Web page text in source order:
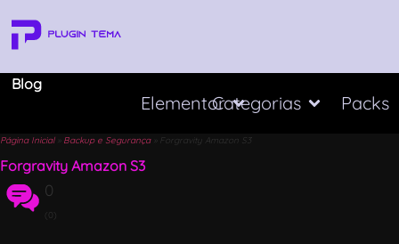
Blog
ElementorCategorias Packs
Página Inicial» Backup e Segurança» Forgravity Amazon S3
Forgravity Amazon S3
0